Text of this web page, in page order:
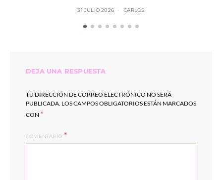
31 JULIO 2026 CARLOS
DEJA UNA RESPUESTA
TU DIRECCIÓN DE CORREO ELECTRÓNICO NO SERÁ
PUBLICADA. LOS CAMPOS OBLIGATORIOS ESTÁN MARCADOS
CON *
COMENTARIO